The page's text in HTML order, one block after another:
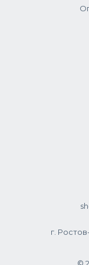
г.